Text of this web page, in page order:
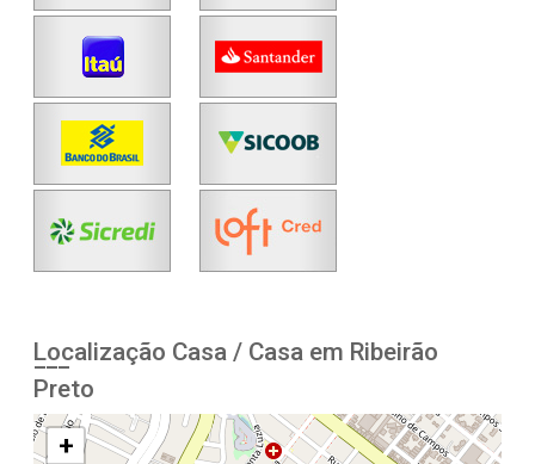
Localização Casa / Casa em Ribeirão
Preto
+